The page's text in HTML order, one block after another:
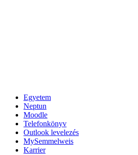
Egyetem
Neptun
Moodle
Telefonkönyv
Outlook levelezés
MySemmelweis
Karrier